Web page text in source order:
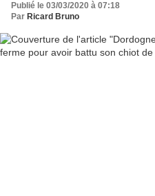
Publié le 03/03/2020 à 07:18
Par Ricard Bruno